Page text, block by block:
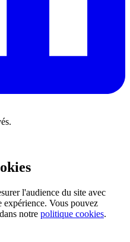
l'audience du site avec
Vous pouvez
notre politique cookies.